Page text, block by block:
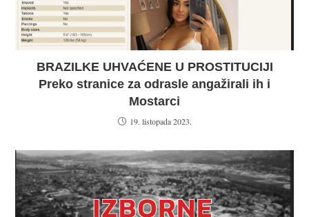
BRAZILKE UHVAĆENE U PROSTITUCIJI
Preko stranice za odrasle angažirali ih i
Mostarci
19. listopada 2023.